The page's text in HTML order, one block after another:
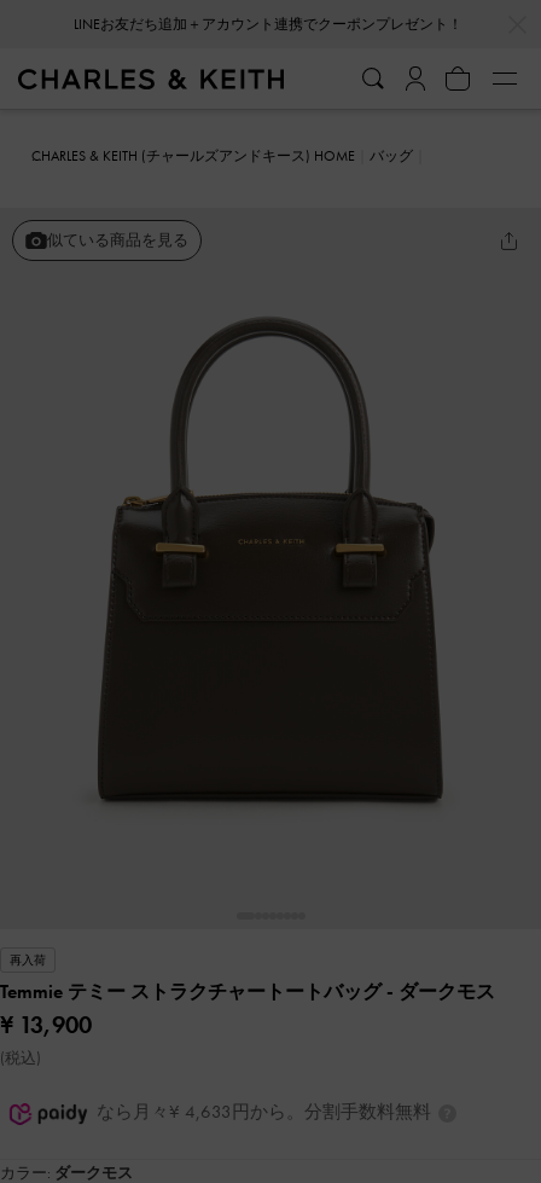
会員登録＋ニュースレター登録で10%OFFクーポンプレゼント！
CHARLES & KEITH (チャールズアンドキース) HOME
バッグ
似ている商品を見る
再入荷
Temmie テミー ストラクチャートートバッグ- ダークモス
¥ 13,900
(税込)
なら月々¥ 4,633円から。分割手数料無料
カラー: ダークモス